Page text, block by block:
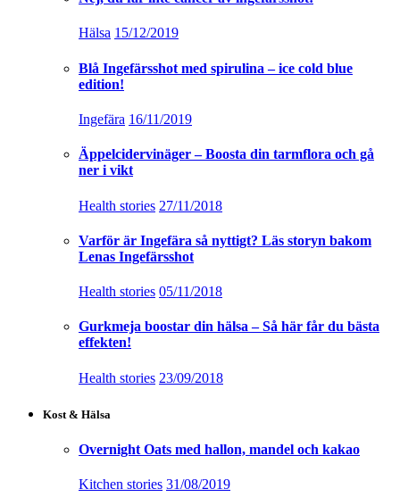
Hälsa 15/12/2019
Blå Ingefärsshot med spirulina – ice cold blue
edition!
Ingefära 16/11/2019
Äppelcidervinäger – Boosta din tarmflora och gå
ner i vikt
Health stories 27/11/2018
Varför är Ingefära så nyttigt? Läs storyn bakom
Lenas Ingefärsshot
Health stories 05/11/2018
Gurkmeja boostar din hälsa – Så här får du bästa
effekten!
Health stories 23/09/2018
Kost & Hälsa
Overnight Oats med hallon, mandel och kakao
Kitchen stories 31/08/2019